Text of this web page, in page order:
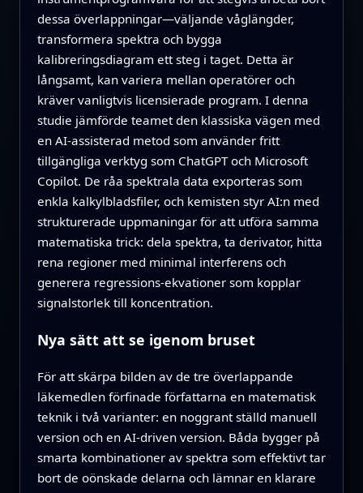
dessa överlappningar—väljande våglängder,
transformera spektra och bygga
kalibreringsdiagram ett steg i taget. Detta är
långsamt, kan variera mellan operatörer och
kräver vanligtvis licensierade program. I denna
studie jämförde teamet den klassiska vägen med
en AI-assisterad metod som använder fritt
tillgängliga verktyg som ChatGPT och Microsoft
Copilot. De råa spektrala data exporteras som
enkla kalkylbladsfiler, och kemisten styr AI:n med
strukturerade uppmaningar för att utföra samma
matematiska trick: dela spektra, ta derivator, hitta
rena regioner med minimal interferens och
generera regressions-ekvationer som kopplar
signalstorlek till koncentration.
Nya sätt att se igenom bruset
För att skärpa bilden av de tre överlappande
läkemedlen förfinade författarna en matematisk
teknik i två varianter: en noggrant ställd manuell
version och en AI-driven version. Båda bygger på
smarta kombinationer av spektra som effektivt tar
bort de oönskade delarna och lämnar en klarare